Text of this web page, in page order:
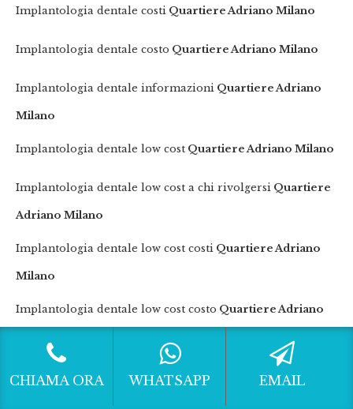
Implantologia dentale costi Quartiere Adriano Milano
Implantologia dentale costo Quartiere Adriano Milano
Implantologia dentale informazioni Quartiere Adriano
Milano
Implantologia dentale low cost Quartiere Adriano Milano
Implantologia dentale low cost a chi rivolgersi Quartiere
Adriano Milano
Implantologia dentale low cost costi Quartiere Adriano
Milano
Implantologia dentale low cost costo Quartiere Adriano
Quartiere
CHIAMA ORA WHATSAPP EMAIL